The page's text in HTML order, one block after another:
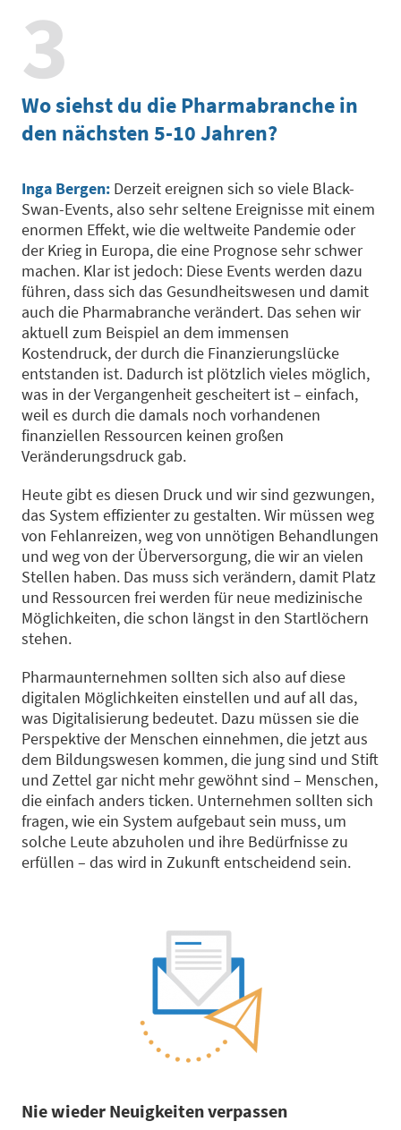
3
Wo siehst du die Pharmabranche in
den nächsten 5-10 Jahren?
Inga Bergen: Derzeit ereignen sich so viele Black-
Swan-Events, also sehr seltene Ereignisse mit einem
enormen Effekt, wie die weltweite Pandemie oder
der Krieg in Europa, die eine Prognose sehr schwer
machen. Klar ist jedoch: Diese Events werden dazu
führen, dass sich das Gesundheitswesen und damit
auch die Pharmabranche verändert. Das sehen wir
aktuell zum Beispiel an dem immensen
Kostendruck, der durch die Finanzierungslücke
entstanden ist. Dadurch ist plötzlich vieles möglich,
was in der Vergangenheit gescheitert ist – einfach,
weil es durch die damals noch vorhandenen
finanziellen Ressourcen keinen großen
Veränderungsdruck gab.
Heute gibt es diesen Druck und wir sind gezwungen,
das System effizienter zu gestalten. Wir müssen weg
von Fehlanreizen, weg von unnötigen Behandlungen
und weg von der Überversorgung, die wir an vielen
Stellen haben. Das muss sich verändern, damit Platz
und Ressourcen frei werden für neue medizinische
Möglichkeiten, die schon längst in den Startlöchern
stehen.
Pharmaunternehmen sollten sich also auf diese
digitalen Möglichkeiten einstellen und auf all das,
was Digitalisierung bedeutet. Dazu müssen sie die
Perspektive der Menschen einnehmen, die jetzt aus
dem Bildungswesen kommen, die jung sind und Stift
und Zettel gar nicht mehr gewöhnt sind – Menschen,
die einfach anders ticken. Unternehmen sollten sich
fragen, wie ein System aufgebaut sein muss, um
solche Leute abzuholen und ihre Bedürfnisse zu
erfüllen – das wird in Zukunft entscheidend sein.
Nie wieder Neuigkeiten verpassen